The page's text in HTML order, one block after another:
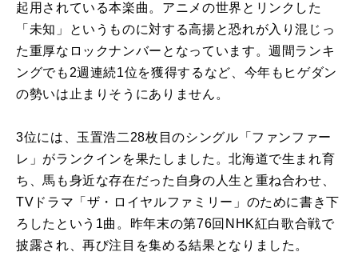
起用されている本楽曲。アニメの世界とリンクした
「未知」というものに対する高揚と恐れが入り混じっ
た重厚なロックナンバーとなっています。週間ランキ
ングでも 2週連続1位を獲得するなど、今年もヒゲダン
の勢いは止まりそうにありません。
3位には、玉置浩二 28枚目のシングル「ファンファー
レ」がランクインを果たしました。北海道で生まれ育
ち、馬も身近な存在だった自身の人生と重ね合わせ、
TV ドラマ「ザ・ロイヤルファミリー」のために書き下
ろしたという 1曲。昨年末の第76回 NHK紅白歌合戦で
披露され、再び注目を集める結果となりました。